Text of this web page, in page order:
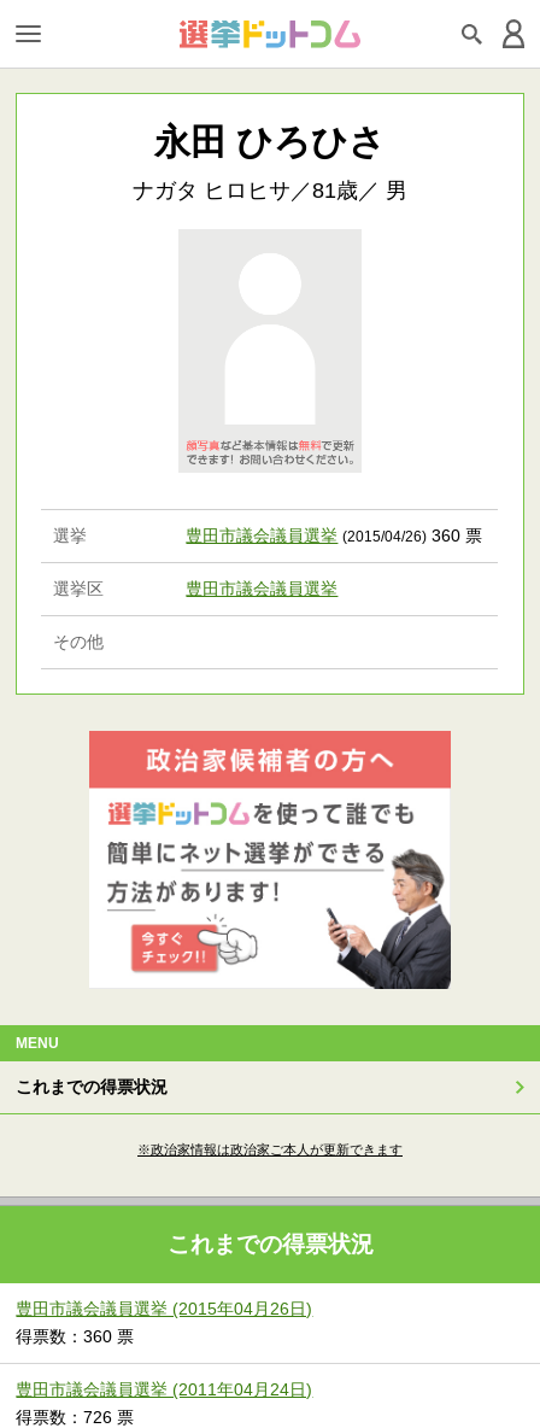
永田 ひろひさ
ナガタ ヒロヒサ／81歳／ 男
選挙 豊田市議会議員選挙 (2015/04/26) 360 票
選挙区 豊田市議会議員選挙
その他
MENU
これまでの得票状況
※政治家情報は政治家ご本人が更新できます
これまでの得票状況
豊田市議会議員選挙 (2015年04月26日)
得票数：360 票
豊田市議会議員選挙 (2011年04月24日)
得票数：726 票